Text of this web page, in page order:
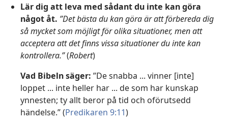
Lär dig att leva med sådant du inte kan göra
något åt. ”Det bästa du kan göra är att förbereda dig
så mycket som möjligt för olika situationer, men att
acceptera att det finns vissa situationer du inte kan
kontrollera.”(Robert)
Vad Bibeln säger: ”De snabba ... vinner [inte]
loppet ... inte heller har ... de som har kunskap
ynnesten; ty allt beror på tid och oförutsedd
händelse.” (Predikaren 9:11)